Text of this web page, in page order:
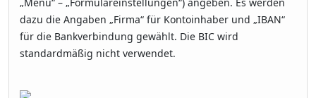
dazu die Angaben „Firma“ für Kontoinhaber und „IBAN“
für die Bankverbindung gewählt. Die BIC wird
standardmäßig nicht verwendet.